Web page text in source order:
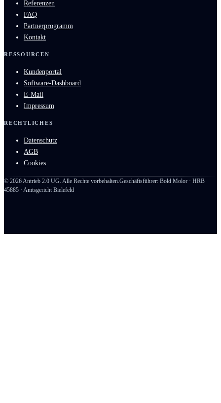
Referenzen
FAQ
Partnerprogramm
Kontakt
RESSOURCEN
Kundenportal
Software-Dashboard
E-Mail
Impressum
RECHTLICHES
Datenschutz
AGB
Cookies
© 2026Antrieb 2.0 UG. Alle Rechte vorbehalten.Geschäftsführer: Bold Molor · HRB
45885 · Amtsgericht Bielefeld